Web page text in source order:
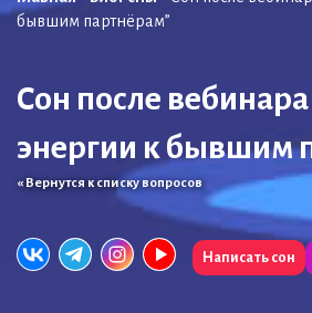
бывшим партнёрам”
Сон после
энергии к бывшим
« Вернутся к списку вопросов
Написать сон